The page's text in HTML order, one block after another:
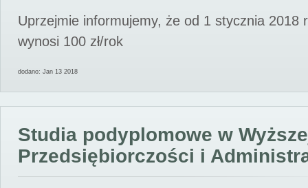
Uprzejmie informujemy, że od 1 stycznia 2018
wynosi 100 zł/rok
dodano: Jan 13 2018
Studia podyplomowe w
Przedsiębiorczości i